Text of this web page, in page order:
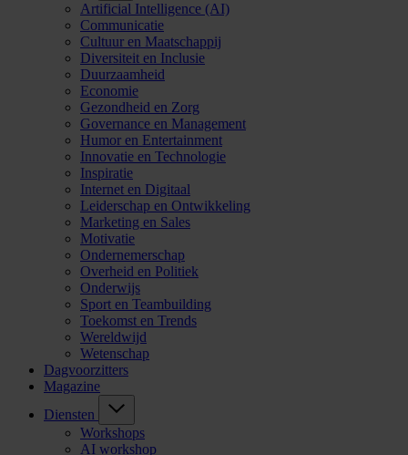
Artificial Intelligence (AI)
Communicatie
Cultuur en Maatschappij
Diversiteit en Inclusie
Duurzaamheid
Economie
Gezondheid en Zorg
Governance en Management
Humor en Entertainment
Innovatie en Technologie
Inspiratie
Internet en Digitaal
Leiderschap en Ontwikkeling
Marketing en Sales
Motivatie
Ondernemerschap
Overheid en Politiek
Onderwijs
Sport en Teambuilding
Toekomst en Trends
Wereldwijd
Wetenschap
Dagvoorzitters
Magazine
Diensten
Workshops
AI workshop